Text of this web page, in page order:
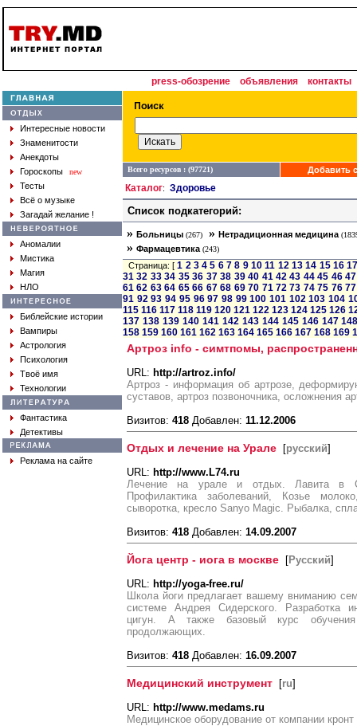
press-обозрение объявления контакты
Интересные новости
Знаменитости
Анекдоты
Гороскопы
new
Тесты
Всё о музыке
Загадай желание !
Аномалии
Мистика
Магия
НЛО
Библейские истории
Вампиры
Астрология
Психология
Твоё имя
Технологии
Фантастика
Детективы
Реклама на сайте
Всего ресурсов : (97721) Добавить
Каталог: Здоровье
Список подкатегорий:
» Больницы (267) » Нетрадиционная медицина
» Фармацевтика (243)
Страница: [1 2 3 4 5 6 7 8 9 10 11 12 13 14 15 16
31 32 33 34 35 36 37 38 39 40 41 42 43 44 45 46 47
61 62 63 64 65 66 67 68 69 70 71 72 73 74 75 76 77
91 92 93 94 95 96 97 98 99 100 101 102 103 104
115 116 117 118 119 120 121 122 123 124 125 126
137 138 139 140 141 142 143 144 145 146 147
158 159 160 161 162 163 164 165 166 167 168 169
Артроз info - симтпомы,
URL: http://artroz.info/
Артроз - информация об артрозе,
суставов, артроз позвоночника, осложнения
Визитов: 418 Добавлен: 11.12.2006
Отдых и лечение на Урале [русский]
URL: http://www.L74.ru
Лечение на урале и отдых. Лавита в
Профилактика заболеваний, Козье
сыворотка, кресло Sanyo Magic. Рыбалка,
Визитов: 418 Добавлен: 14.09.2007
Йога центр - иога в москве [Русский]
URL: http://yoga-free.ru/
Школа йоги предлагает вашему вниманию
системе Андрея Сидерского. Разработка
цигун. А также базовый курc
продолжающих.
Визитов: 418 Добавлен: 16.09.2007
Медицинский инструмент [ru]
URL: http://www.medams.ru
Медицинское оборудование от компании кронт